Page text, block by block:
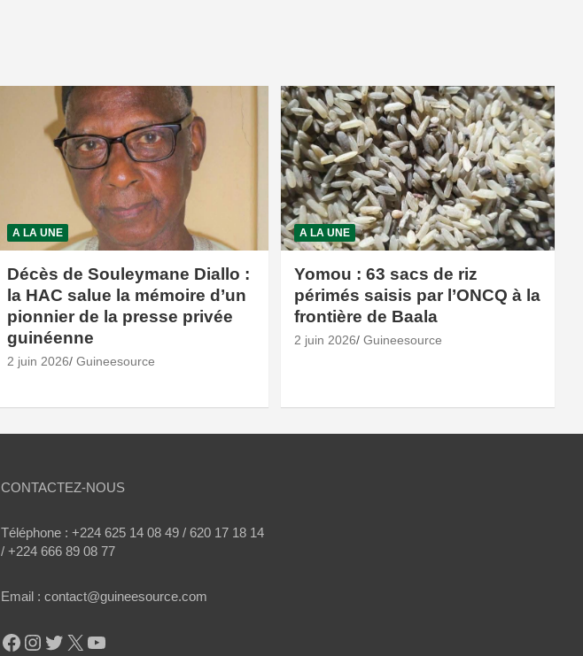
A LA UNE
Décès de Souleymane Diallo :
la HAC salue la mémoire d’un
pionnier de la presse privée
guinéenne
2 juin 2026 Guineesource
A LA UNE
Yomou : 63 sacs de riz
périmés saisis par l’ONCQ à la
frontière de Baala
2 juin 2026 Guineesource
CONTACTEZ-NOUS
Téléphone : +224 625 14 08 49 / 620 17 18 14
/ +224 666 89 08 77
Email : contact@guineesource.com
Facebook
Instagram
Twitter
X YouTube